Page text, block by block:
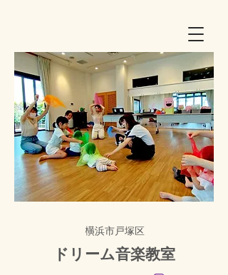
横浜市戸塚区
ドリーム音楽教室